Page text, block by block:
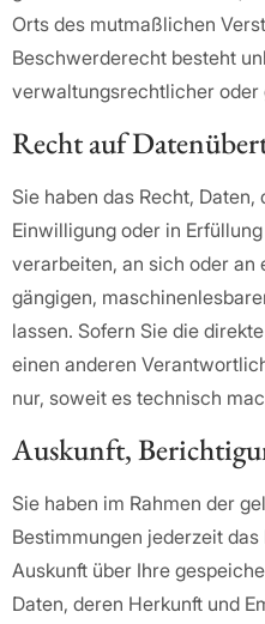
Orts des mutmaßlichen
Beschwerderecht besteht
verwaltungsrechtlicher
Recht auf
Sie haben das Recht,
Einwilligung oder in
verarbeiten, an sich oder an
gängigen,
lassen. Sofern Sie die
einen anderen
nur, soweit es technisch
Auskunft,
Sie haben im Rahmen der
Bestimmungen jederzeit
Auskunft über Ihre
Daten, deren Herkunft und